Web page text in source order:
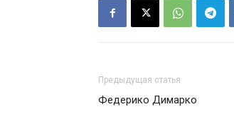
Предыдущая статья
Федерико Димарко